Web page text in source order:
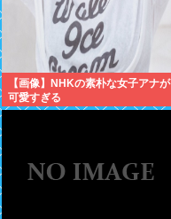
【画像】NHKの素朴な女子アナが
可愛すぎる